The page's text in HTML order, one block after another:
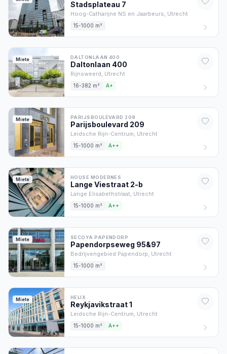
Stadsplateau 7
Hoog-Catharijne NS en Jaarbeurs, Utrecht
15-1000 m²
Miete DALTONLAAN 400
Daltonlaan 400
Rijnsweerd, Utrecht
16-382 m² A+
Miete PARIJSBOULEVARD 209
Parijsboulevard 209
Leidsche Rijn-Centrum, Utrecht
15-1000 m² A++
Miete HOUSE MODERNES
Lange Viestraat 2-b
Lange Elisabethstraat, Utrecht
15-1000 m² A++
Miete SECOYA PAPENDORP
Papendorpseweg 95&97
Bedrijvengebied Papendorp, Utrecht
15-1000 m²
Miete HELIX
Reykjavikstraat1
Leidsche Rijn-Centrum, Utrecht
15-1000 m² A++